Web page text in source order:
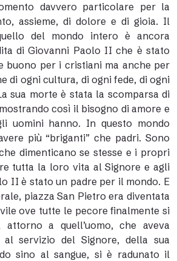
davvero particolare per la
assieme, di dolore e di gioia. Il
del mondo intero è ancora
di Giovanni Paolo II che è stato
buono per i cristiani ma anche per
di ogni cultura, di ogni fede, di ogni
sua morte è stata la scomparsa di
così il bisogno di amore e
uomini hanno. In questo mondo
più “briganti” che padri. Sono
dimenticano se stesse e i propri
tutta la loro vita al Signore e agli
II è stato un padre per il mondo. E
piazza San Pietro era diventata
ove tutte le pecore finalmente si
a quell’uomo, che aveva
servizio del Signore, della sua
sino al sangue, si è radunato il